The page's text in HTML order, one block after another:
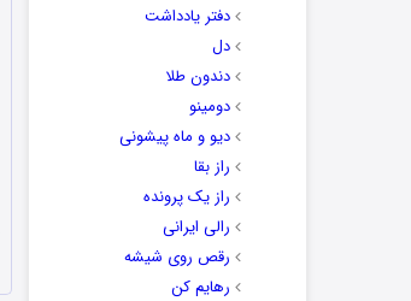
دفتر یادداشت
دل
دندون طلا
دومینو
دیو و ماه پیشونی
راز بقا
راز یک پرونده
رالی ایرانی
رقص روی شیشه
رهایم کن